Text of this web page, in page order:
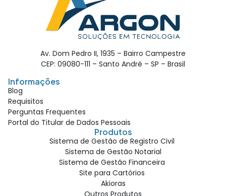
Av. Dom Pedro II, 1935 – Bairro Campestre
CEP: 09080-111 – Santo André – SP – Brasil
Informações
Blog
Requisitos
Perguntas Frequentes
Portal do Titular de Dados Pessoais
Produtos
Sistema de Gestão de Registro Civil
Sistema de Gestão Notarial
Sistema de Gestão Financeira
Site para Cartórios
Akioras